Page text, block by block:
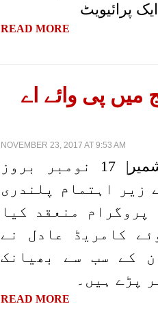
پرائیویٹ
READ MORE
میں پی وائے اے
NOVEMBER 23, 2017 AT 9:53 AM
|رپورٹ: پروگریسویوتھ الائنس، کشمیر| 17 نومبر بروز
زیر اہتمام پلندری
منعقد کیا
کامریڈ عادل نے
کے سب سے بھیانک
پڑے ہیں۔
READ MORE